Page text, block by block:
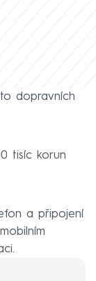
dopravních
tisíc korun
a připojení